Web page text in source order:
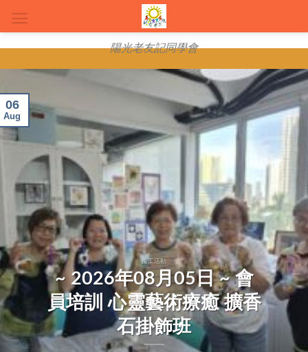
content
陽光老友記同學會
義工活動
~ 2026年08月05日 ~ 會
員培訓 心靈藝術療癒 擴香
石掛飾班
06
Aug